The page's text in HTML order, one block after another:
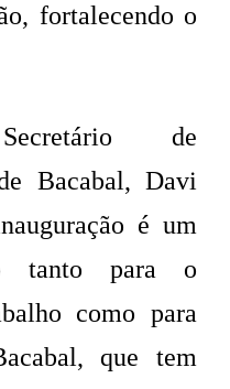
fortalecendo o
de
Bacabal, Davi
é um
tanto para o
como para
que tem